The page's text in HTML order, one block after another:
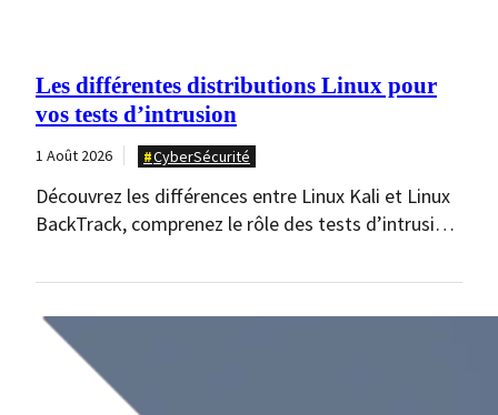
Les différentes distributions Linux pour
vos tests d’intrusion
1 Août 2026 CyberSécurité
Découvrez les différences entre Linux Kali et Linux
BackTrack, comprenez le rôle des tests d’intrusion,